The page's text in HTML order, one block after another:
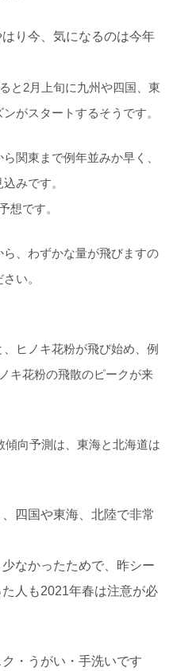
り今、気になるのは今年
と2月上旬に九州や四国、東
がスタートするそうです。
関東まで例年並みか早く、
みです。
想です。
、わずかな量が飛びますの
い。
ヒノキ花粉が飛び始め、例
キ花粉の飛散のピークが来
向予測は、東海と北海道は
四国や東海、北陸で非常
なかったためで、昨シー
人も2021年春は注意が必
・うがい・手洗いです